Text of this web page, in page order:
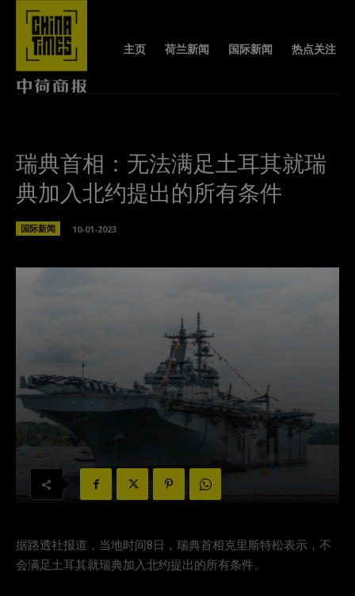
主页 荷兰新闻 国际新闻 热点关注
瑞典首相：无法满足土耳其就瑞
典加入北约提出的所有条件
国际新闻 10-01-2023
据路透社报道，当地时间8日，瑞典首相克里斯特松表示，不
会满足土耳其就瑞典加入北约提出的所有条件。